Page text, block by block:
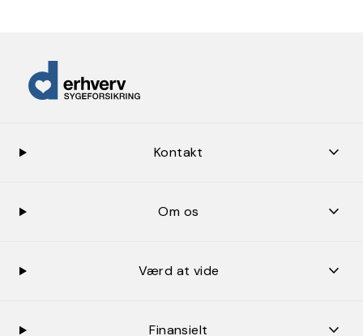
Kontakt
Om os
Værd at vide
Finansielt